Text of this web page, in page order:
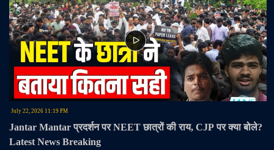
#Sanatan #UttarPradesh
July 22, 2026 11:19 PM
Jantar Mantar प्रदर्शन पर NEET छात्रों की राय, CJP पर क्या बोले?
Latest News Breaking